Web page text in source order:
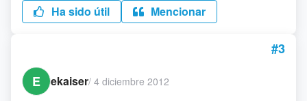
Ha sido útil Mencionar
#3
E
ekaiser/ 4 diciembre 2012